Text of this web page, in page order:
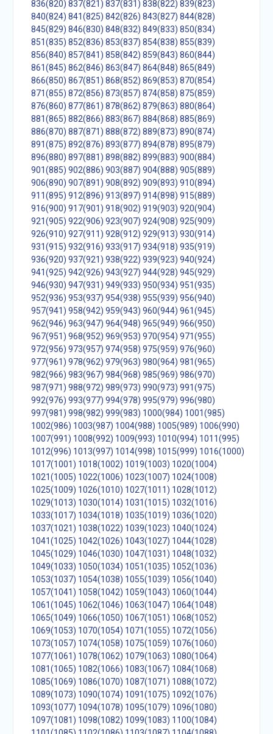
836(820) 837(821) 837(831) 838(822) 839(823)
840(824) 841(825) 842(826) 843(827) 844(828)
845(829) 846(830) 848(832) 849(833) 850(834)
851(835) 852(836) 853(837) 854(838) 855(839)
856(840) 857(841) 858(842) 859(843) 860(844)
861(845) 862(846) 863(847) 864(848) 865(849)
866(850) 867(851) 868(852) 869(853) 870(854)
871(855) 872(856) 873(857) 874(858) 875(859)
876(860) 877(861) 878(862) 879(863) 880(864)
881(865) 882(866) 883(867) 884(868) 885(869)
886(870) 887(871) 888(872) 889(873) 890(874)
891(875) 892(876) 893(877) 894(878) 895(879)
896(880) 897(881) 898(882) 899(883) 900(884)
901(885) 902(886) 903(887) 904(888) 905(889)
906(890) 907(891) 908(892) 909(893) 910(894)
911(895) 912(896) 913(897) 914(898) 915(889)
916(900) 917(901) 918(902) 919(903) 920(904)
921(905) 922(906) 923(907) 924(908) 925(909)
926(910) 927(911) 928(912) 929(913) 930(914)
931(915) 932(916) 933(917) 934(918) 935(919)
936(920) 937(921) 938(922) 939(923) 940(924)
941(925) 942(926) 943(927) 944(928) 945(929)
946(930) 947(931) 949(933) 950(934) 951(935)
952(936) 953(937) 954(938) 955(939) 956(940)
957(941) 958(942) 959(943) 960(944) 961(945)
962(946) 963(947) 964(948) 965(949) 966(950)
967(951) 968(952) 969(953) 970(954) 971(955)
972(956) 973(957) 974(958) 975(959) 976(960)
977(961) 978(962) 979(963) 980(964) 981(965)
982(966) 983(967) 984(968) 985(969) 986(970)
987(971) 988(972) 989(973) 990(973) 991(975)
992(976) 993(977) 994(978) 995(979) 996(980)
997(981) 998(982) 999(983) 1000(984) 1001(985)
1002(986) 1003(987) 1004(988) 1005(989) 1006(990)
1007(991) 1008(992) 1009(993) 1010(994) 1011(995)
1012(996) 1013(997) 1014(998) 1015(999) 1016(1000)
1017(1001) 1018(1002) 1019(1003) 1020(1004)
1021(1005) 1022(1006) 1023(1007) 1024(1008)
1025(1009) 1026(1010) 1027(1011) 1028(1012)
1029(1013) 1030(1014) 1031(1015) 1032(1016)
1033(1017) 1034(1018) 1035(1019) 1036(1020)
1037(1021) 1038(1022) 1039(1023) 1040(1024)
1041(1025) 1042(1026) 1043(1027) 1044(1028)
1045(1029) 1046(1030) 1047(1031) 1048(1032)
1049(1033) 1050(1034) 1051(1035) 1052(1036)
1053(1037) 1054(1038) 1055(1039) 1056(1040)
1057(1041) 1058(1042) 1059(1043) 1060(1044)
1061(1045) 1062(1046) 1063(1047) 1064(1048)
1065(1049) 1066(1050) 1067(1051) 1068(1052)
1069(1053) 1070(1054) 1071(1055) 1072(1056)
1073(1057) 1074(1058) 1075(1059) 1076(1060)
1077(1061) 1078(1062) 1079(1063) 1080(1064)
1081(1065) 1082(1066) 1083(1067) 1084(1068)
1085(1069) 1086(1070) 1087(1071) 1088(1072)
1089(1073) 1090(1074) 1091(1075) 1092(1076)
1093(1077) 1094(1078) 1095(1079) 1096(1080)
1097(1081) 1098(1082) 1099(1083) 1100(1084)